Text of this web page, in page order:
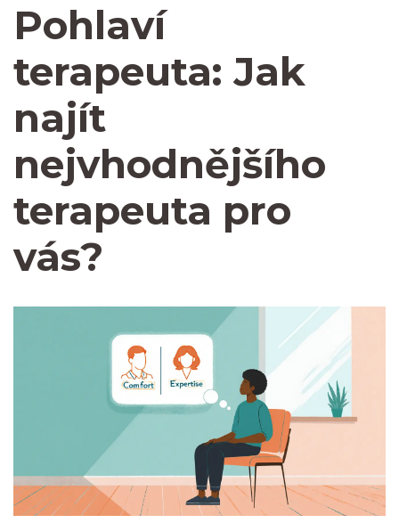
Pohlaví
terapeuta: Jak
najít
nejvhodnějšího
terapeuta pro
vás?